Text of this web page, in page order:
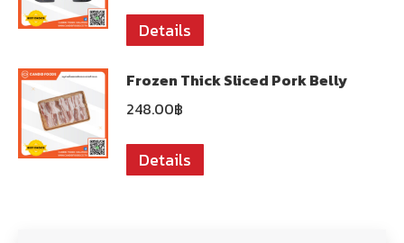
Details
Frozen Thick Sliced Pork Belly
248.00฿
Details